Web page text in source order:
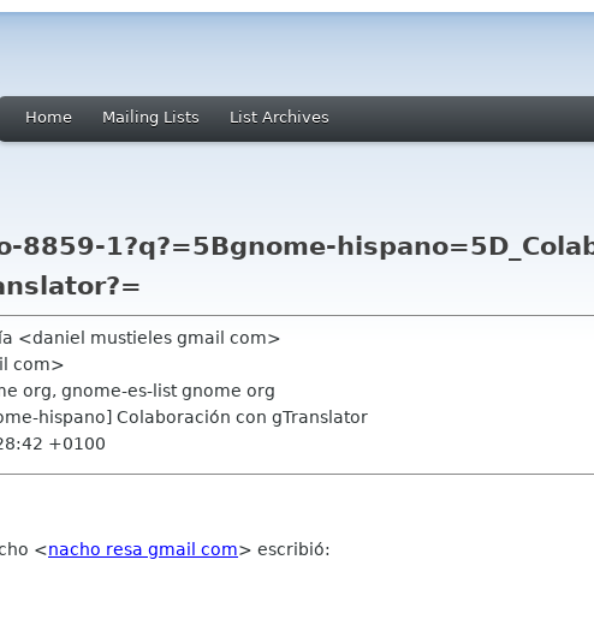
Home Mailing Lists List Archives
8859-1?q?=5Bgnome-
<daniel mustieles gmail com>
com>
org, gnome-es-list gnome org
hispano] Colaboración con gTranslator
+0100
<nacho resa gmail com> escribió: